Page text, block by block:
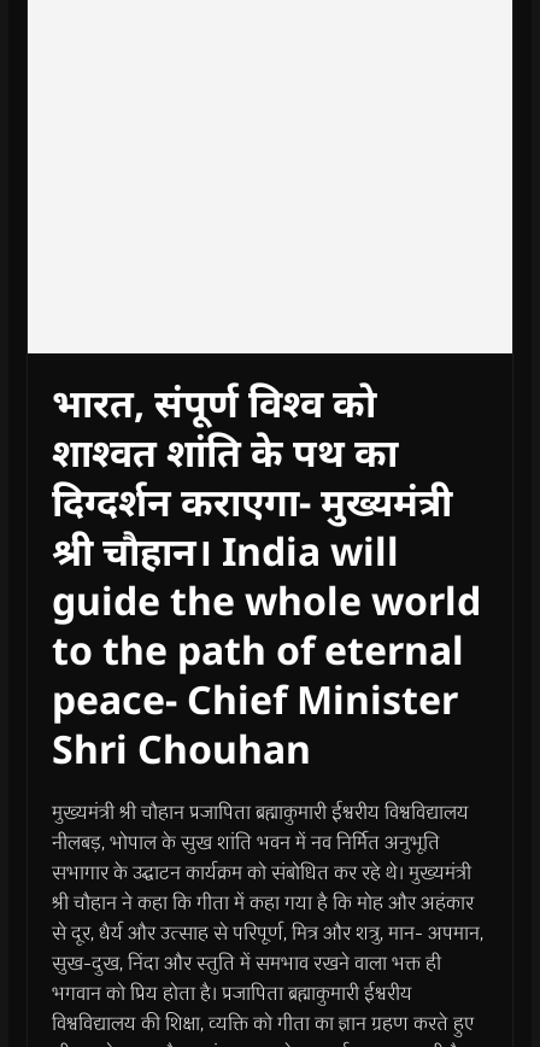
भारत, संपूर्ण विश्व को
शाश्वत शांति के पथ का
दिग्दर्शन कराएगा- मुख्यमंत्री
श्री चौहान। India will
guide the whole world
to the path of eternal
peace- Chief Minister
Shri Chouhan
मुख्यमंत्री श्री चौहान प्रजापिता ब्रह्माकुमारी ईश्वरीय विश्वविद्यालय
नीलबड़, भोपाल के सुख शांति भवन में नव निर्मित अनुभूति
सभागार के उद्घाटन कार्यक्रम को संबोधित कर रहे थे। मुख्यमंत्री
श्री चौहान ने कहा कि गीता में कहा गया है कि मोह और अहंकार
से दूर, धैर्य और उत्साह से परिपूर्ण, मित्र और शत्रु, मान- अपमान,
सुख-दुख, निंदा और स्तुति में समभाव रखने वाला भक्त ही
भगवान को प्रिय होता है। प्रजापिता ब्रह्माकुमारी ईश्वरीय
विश्वविद्यालय की शिक्षा, व्यक्ति को गीता का ज्ञान ग्रहण करते हुए